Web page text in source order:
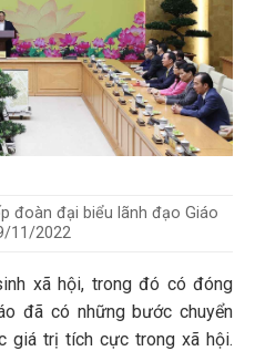
đoàn đại biểu lãnh đạo Giáo
11/2022
xã hội, trong đó có đóng
đã có những bước chuyển
giá trị tích cực trong xã hội.